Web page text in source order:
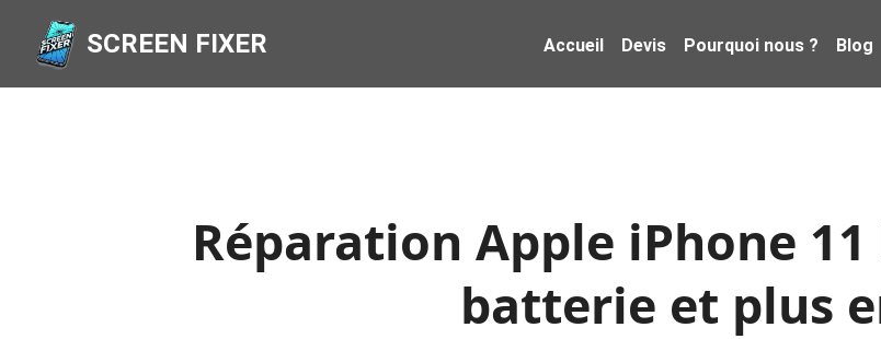
SCREEN FIXER Accueil Devis Pourquoi nous ? Blog
Réparation Apple iPhone
batterie et plus